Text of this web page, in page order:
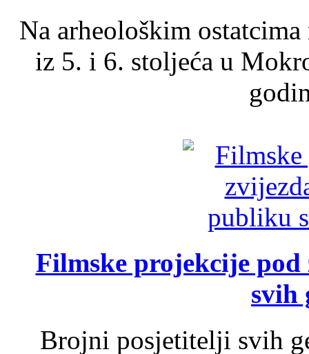
Na arheološkim
iz 5. i 6. stoljeća u
Filmske projekcije
svih
Brojni posjetitelji svih